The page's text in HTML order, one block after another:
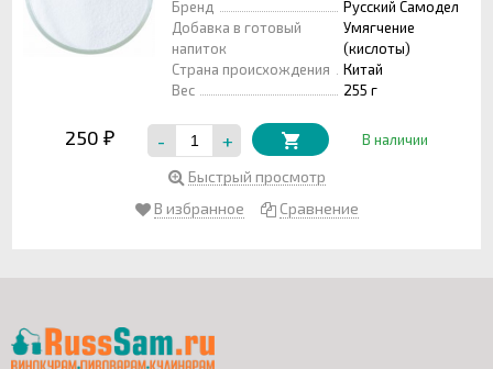
Бренд
Русский Самодел
Добавка в готовый
напиток
Умягчение
(кислоты)
Страна происхождения
Китай
Вес
255 г
250 ₽ - + В наличии
Быстрый просмотр
В избранное
Сравнение